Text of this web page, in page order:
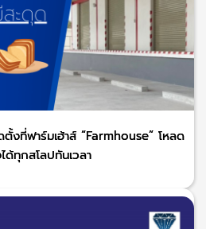
งที่ฟาร์มเฮ้าส์ “Farmhouse” โหลด
ด้ทุกสโลปทันเวลา